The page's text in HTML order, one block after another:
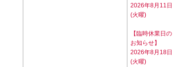
2026年8月11日
(火曜)
【臨時休業日の
お知らせ】
2026年8月18日
(火曜)